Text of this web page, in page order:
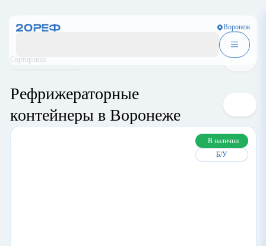
Воронеж
Рефрижераторные
контейнеры в Воронеже
Сортировка
В наличии
Б/У